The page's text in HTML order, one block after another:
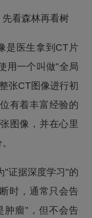
看森林再看树
是医生拿到CT片
用一个叫做"全局
张CT图像进行初
有着丰富经验的
图像，并在心里
"证据深度学习"的
时，通常只会告
肿瘤"，但不会告